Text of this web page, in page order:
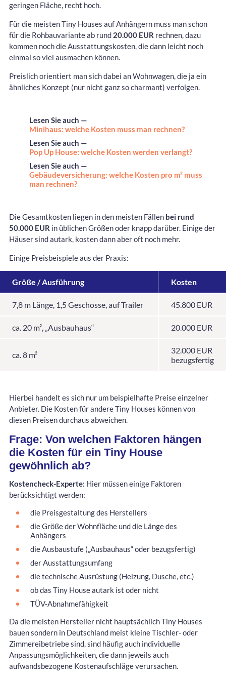
geringen Fläche, recht hoch.
Für die meisten Tiny Houses auf Anhängern muss man schon
für die Rohbauvariante ab rund 20.000 EUR rechnen, dazu
kommen noch die Ausstattungskosten, die dann leicht noch
einmal so viel ausmachen können.
Preislich orientiert man sich dabei an Wohnwagen, die ja ein
ähnliches Konzept (nur nicht ganz so charmant) verfolgen.
Lesen Sie auch —
Minihaus: welche Kosten muss man rechnen?
Lesen Sie auch —
Pop Up House: welche Kosten werden verlangt?
Lesen Sie auch —
Gebäudeversicherung: welche Kosten pro m² muss
man rechnen?
Die Gesamtkosten liegen in den meisten Fällen bei rund
50.000 EUR in üblichen Größen oder knapp darüber. Einige der
Häuser sind autark, kosten dann aber oft noch mehr.
Einige Preisbeispiele aus der Praxis:
Größe / Ausführung Kosten
7,8 m Länge, 1,5 Geschosse, auf Trailer 45.800 EUR
ca. 20 m², „Ausbauhaus“ 20.000 EUR
ca. 8 m²
32.000 EUR
bezugsfertig
Hierbei handelt es sich nur um beispielhafte Preise einzelner
Anbieter. Die Kosten für andere Tiny Houses können von
diesen Preisen durchaus abweichen.
Frage: Von welchen Faktoren hängen
die Kosten für ein Tiny House
gewöhnlich ab?
Kostencheck-Experte: Hier müssen einige Faktoren
berücksichtigt werden:
die Preisgestaltung des Herstellers
die Größe der Wohnfläche und die Länge des
Anhängers
die Ausbaustufe („Ausbauhaus“ oder bezugsfertig)
der Ausstattungsumfang
die technische Ausrüstung (Heizung, Dusche, etc.)
ob das Tiny House autark ist oder nicht
TÜV-Abnahmefähigkeit
Da die meisten Hersteller nicht hauptsächlich Tiny Houses
bauen sondern in Deutschland meist kleine Tischler- oder
Zimmereibetriebe sind, sind häufig auch individuelle
Anpassungsmöglichkeiten, die dann jeweils auch
aufwandsbezogene Kostenaufschläge verursachen.